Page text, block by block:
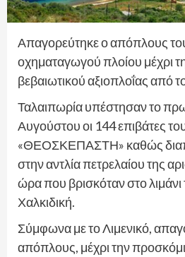
Απαγορεύτηκε ο απόπλους
οχηματαγωγού πλοίου μέχρι
βεβαιωτικού αξιοπλοΐας από
Ταλαιπωρία υπέστησαν το
Αυγούστου οι 144 επιβάτες
«ΘΕΟΣΚΕΠΑΣΤΗ» καθώς
στην αντλία πετρελαίου της
ώρα που βρισκόταν στο
Χαλκιδική.
Σύμφωνα με το Λιμενικό,
απόπλους, μέχρι την